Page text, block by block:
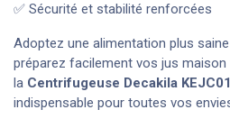
✅ Sécurité et stabilité renforcées
Adoptez une alimentation plus
préparez facilement vos jus
la Centrifugeuse Decakila
indispensable pour toutes vos